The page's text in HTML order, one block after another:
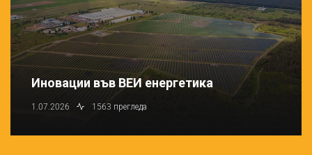
Иновации във ВЕИ енергетика
1.07.2026 1563 прегледа